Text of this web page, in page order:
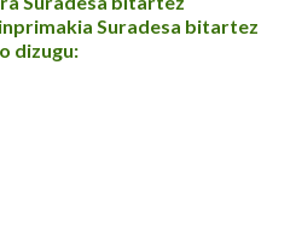
Suradesa bitartez
dizugu: